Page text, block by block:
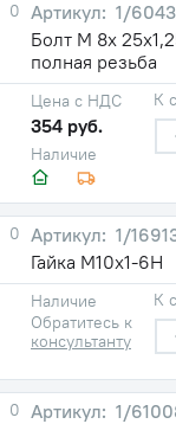
0
1/
Болт М 8х
полная резьба
Наличие
Цена с НДС
354 руб.
К
0
1/
Гайка М10х1-6Н
Наличие
Обратитесь к
консультанту
К
0
1/